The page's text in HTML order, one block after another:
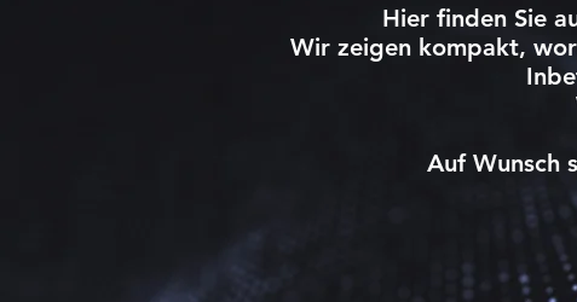
Hier finden Sie
Wir zeigen kompakt,
Auf Wunsch